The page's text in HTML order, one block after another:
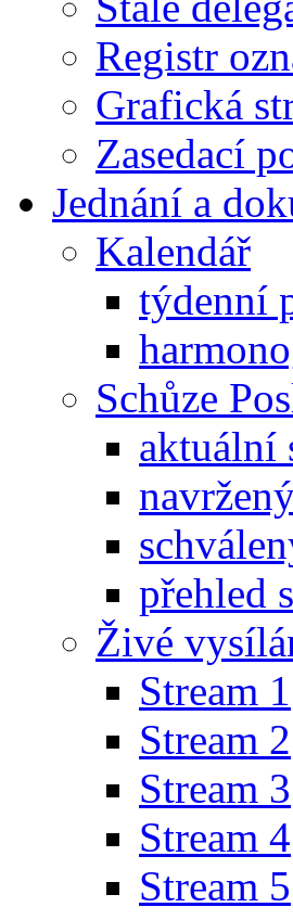
Registr
Grafická
Zasedací
Jednání a
Kalendář
týdenní
Schůze
aktuální
přehled
Živé
Stream 1
Stream 2
Stream 3
Stream 4
Stream 5